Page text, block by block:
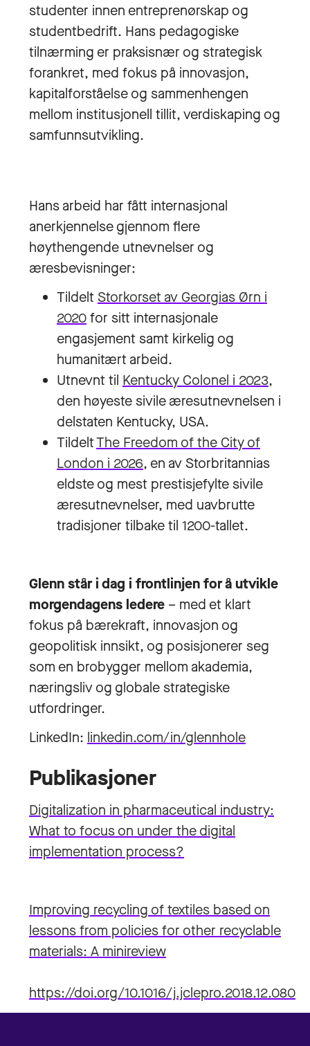
studenter innen entreprenørskap og
studentbedrift. Hans pedagogiske
tilnærming er praksisnær og strategisk
forankret, med fokus på innovasjon,
kapitalforståelse og sammenhengen
mellom institusjonell tillit, verdiskaping og
samfunnsutvikling.
Hans arbeid har fått internasjonal
anerkjennelse gjennom flere
høythengende utnevnelser og
æresbevisninger:
TildeltStorkorset av Georgias Ørn i
2020for sitt internasjonale
engasjement samt kirkelig og
humanitært arbeid.
Utnevnt til Kentucky Colonel i 2023,
den høyeste sivile æresutnevnelsen i
delstaten Kentucky, USA.
TildeltThe Freedom of the City of
London i 2026, en av Storbritannias
eldste og mest prestisjefylte sivile
æresutnevnelser, med uavbrutte
tradisjoner tilbake til 1200-tallet.
Glenn står i dag i frontlinjen for å utvikle
morgendagens ledere – med et klart
fokus på bærekraft, innovasjon og
geopolitisk innsikt, og posisjonerer seg
som en brobygger mellom akademia,
næringsliv og globale strategiske
utfordringer.
LinkedIn: linkedin.com/in/glennhole
Publikasjoner
Digitalization in pharmaceutical industry:
What to focus on under the digital
implementation process?
Improving recycling of textiles based on
lessons from policies for other recyclable
materials: A minireview
https://doi.org/10.1016/j.jclepro.2018.12.080